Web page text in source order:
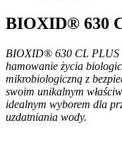
BIOXID® 630
BIOXID® 630 CL PLUS
hamowanie życia
mikrobiologiczną z
swoim unikalnym
idealnym wyborem dla
uzdatniania wody.